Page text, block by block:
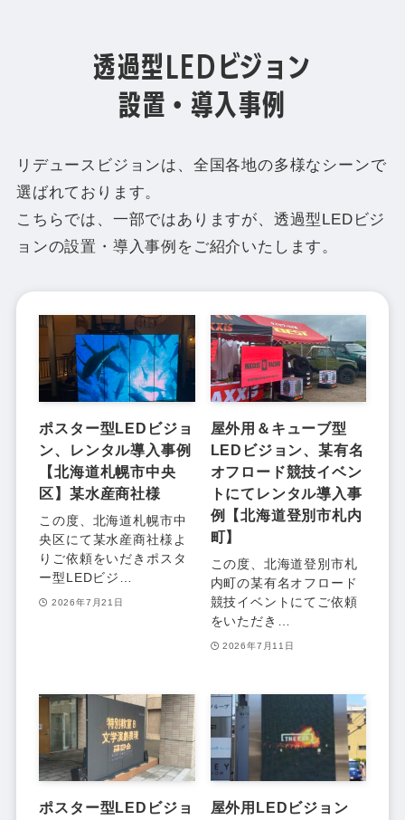
透過型LEDビジョン
設置・導入事例
リデュースビジョンは、全国各地の多様なシーンで
選ばれております。
こちらでは、一部ではありますが、透過型LEDビジ
ョンの設置・導入事例をご紹介いたします。
ポスター型LEDビジョ
ン、レンタル導入事例
【北海道札幌市中央
区】某水産商社様
この度、北海道札幌市中
央区にて某水産商社様よ
りご依頼をいだきポスタ
ー型LEDビジ…
2026年7月21日
屋外用＆キューブ型
LEDビジョン、某有名
オフロード競技イベン
トにてレンタル導入事
例【北海道登別市札内
町】
この度、北海道登別市札
内町の某有名オフロード
競技イベントにてご依頼
をいただき…
2026年7月11日
ポスター型LEDビジョ
屋外用LEDビジョン